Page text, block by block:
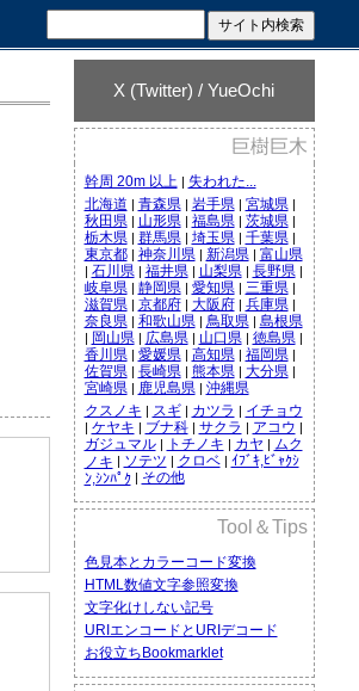
X (Twitter) / YueOchi
巨樹巨木
幹周 20m 以上 | 失われた...
北海道 | 青森県 | 岩手県 | 宮城県 |
秋田県 | 山形県 | 福島県 | 茨城県 |
栃木県 | 群馬県 | 埼玉県 | 千葉県 |
東京都| 神奈川県 | 新潟県 | 富山県
| 石川県 | 福井県 | 山梨県 | 長野県 |
岐阜県 | 静岡県 | 愛知県 | 三重県 |
滋賀県 | 京都府| 大阪府| 兵庫県 |
奈良県 | 和歌山県 | 鳥取県 | 島根県
| 岡山県 | 広島県 | 山口県 | 徳島県 |
香川県 | 愛媛県 | 高知県 | 福岡県 |
佐賀県 | 長崎県 | 熊本県 | 大分県 |
宮崎県 | 鹿児島県 | 沖縄県
クスノキ | スギ| カツラ | イチョウ
| ケヤキ | ブナ科| サクラ | アコウ |
ガジュマル| トチノキ | カヤ | ムク
ノキ | ソテツ | クロベ| ｲﾌﾞｷ,ﾋﾞｬｸｼ
ﾝ,ｼﾝﾊﾟｸ| その他
Tool＆Tips
色見本とカラーコード変換
HTML数値文字参照変換
文字化けしない記号
URIエンコードとURIデコード
お役立ちBookmarklet